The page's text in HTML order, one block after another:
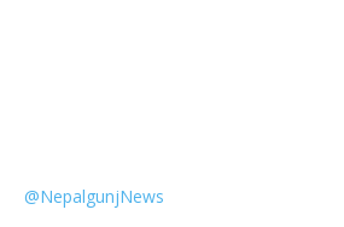
@NepalgunjNews